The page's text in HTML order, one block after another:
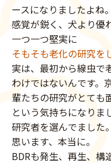
ースになりましたよね
感覚が鋭く、犬より優
一つ一つ堅実に
そもそも老化の研究を
実は、最初から線虫で
わけではないんです。
輩たちの研究がとても
という気持ちになりま
研究者を選んでました
思います、本当に。
BDRも発生、再生、構